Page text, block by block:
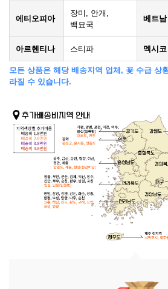
에티오피아
장미, 안개,
백묘국
베트남
아르헨티나 스티파 멕시코
모든 상품은 해당 배송지역 업체, 꽃 수급 상
라질 수 있습니다.